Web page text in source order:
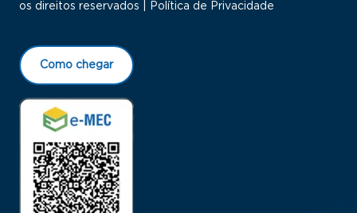
os direitos reservados |
Política de Privacidade
Como chegar